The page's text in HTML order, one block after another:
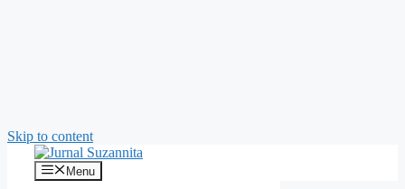
Skip to content
Menu